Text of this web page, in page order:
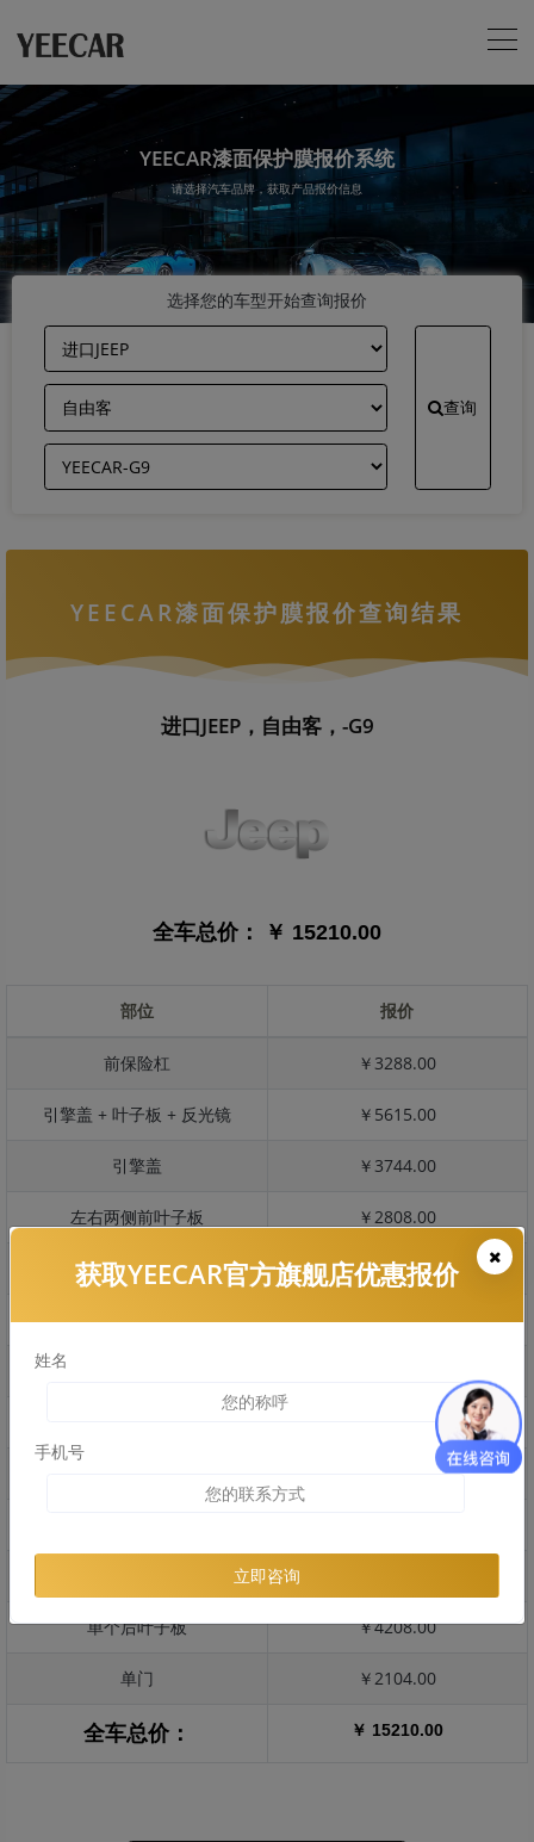
YEECAR漆面保护膜报价系统
请选择汽车品牌，获取产品报价信息
选择您的车型开始查询报价
查询
YEECAR漆面保护膜报价查询结果
进口JEEP，自由客，-G9
全车总价： ￥ 15210.00
部位 报价
前保险杠 ￥3288.00
引擎盖 + 叶子板 + 反光镜 ￥5615.00
引擎盖 ￥3744.00
左右两侧前叶子板 ￥2808.00
反光镜 ￥561.00
后保险杠 ￥1736.00
￥2004.00
单个后叶子板 ￥4208.00
单门 ￥2104.00
全车总价： ￥ 15210.00
获取YEECAR官方旗舰店优惠报价
姓名
手机号
立即咨询